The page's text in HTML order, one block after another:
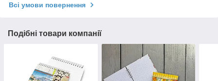
Всі умови повернення
Подібні товари компанії